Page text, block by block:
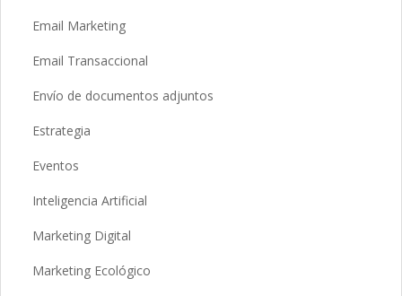
Email Marketing
Email Transaccional
Envío de documentos adjuntos
Estrategia
Eventos
Inteligencia Artificial
Marketing Digital
Marketing Ecológico